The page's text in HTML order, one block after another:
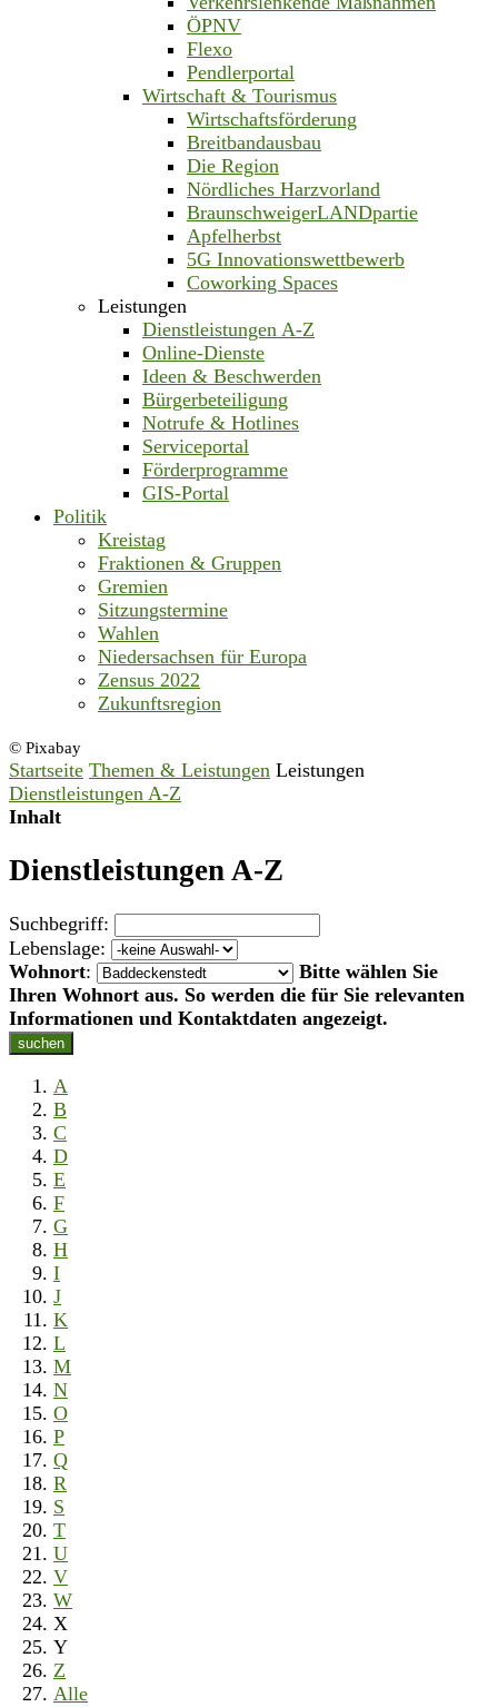
ÖPNV
Flexo
Pendlerportal
Wirtschaft & Tourismus
Wirtschaftsförderung
Breitbandausbau
Die Region
Nördliches Harzvorland
BraunschweigerLANDpartie
Apfelherbst
5G Innovationswettbewerb
Coworking Spaces
Leistungen
Dienstleistungen A-Z
Online-Dienste
Ideen & Beschwerden
Bürgerbeteiligung
Notrufe & Hotlines
Serviceportal
Förderprogramme
GIS-Portal
Politik
Kreistag
Fraktionen & Gruppen
Gremien
Sitzungstermine
Wahlen
Niedersachsen für Europa
Zensus 2022
Zukunftsregion
© Pixabay
Startseite Themen & Leistungen Leistungen
Dienstleistungen A-Z
Inhalt
Dienstleistungen A-Z
Suchbegriff:
Lebenslage:
Wohnort:
Bitte wählen Sie
Ihren Wohnort aus. So werden die für Sie relevanten
Informationen und Kontaktdaten angezeigt.
suchen
A
B
C
D
E
F
G
H
I
J
K
L
M
N
O
P
Q
R
S
T
U
V
W
X
Y
Z
Alle